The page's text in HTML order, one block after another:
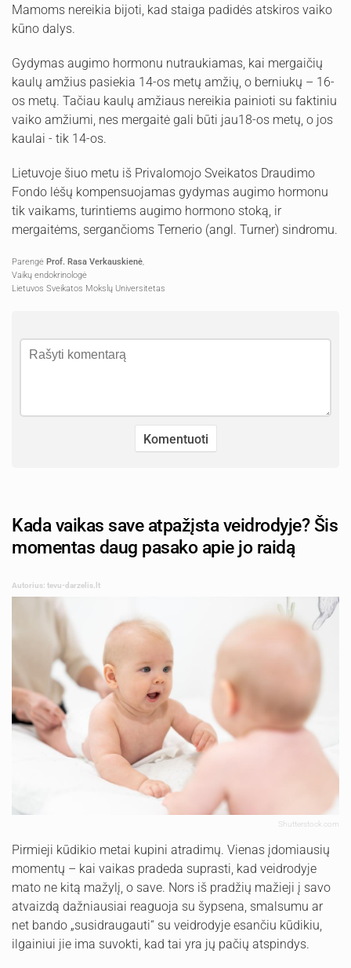
Mamoms nereikia bijoti, kad staiga padidės atskiros vaiko
kūno dalys.
Gydymas augimo hormonu nutraukiamas, kai mergaičių
kaulų amžius pasiekia 14-os metų amžių, o berniukų – 16-
os metų. Tačiau kaulų amžiaus nereikia painioti su faktiniu
vaiko amžiumi, nes mergaitė gali būti jau18-os metų, o jos
kaulai - tik 14-os.
Lietuvoje šiuo metu iš Privalomojo Sveikatos Draudimo
Fondo lėšų kompensuojamas gydymas augimo hormonu
tik vaikams, turintiems augimo hormono stoką, ir
mergaitėms, sergančioms Ternerio (angl. Turner) sindromu.
Parengė Prof. Rasa Verkauskienė
Vaikų endokrinologė
Lietuvos Sveikatos Mokslų Universitetas
Kada vaikas save atpažįsta veidrodyje? Šis
momentas daug pasako apie jo raidą
Autorius: tevu-darzelis.lt
Shutterstock.com
Pirmieji kūdikio metai kupini atradimų. Vienas įdomiausių
momentų – kai vaikas pradeda suprasti, kad veidrodyje
mato ne kitą mažylį, o save. Nors iš pradžių mažieji į savo
atvaizdą dažniausiai reaguoja su šypsena, smalsumu ar
net bando „susidraugauti“ su veidrodyje esančiu kūdikiu,
ilgainiui jie ima suvokti, kad tai yra jų pačių atspindys.